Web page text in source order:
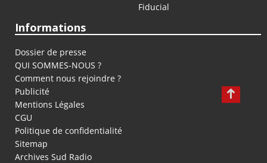
Fiducial
Informations
Dossier de presse
QUI SOMMES-NOUS ?
Comment nous rejoindre ?
Publicité
Mentions Légales
CGU
Politique de confidentialité
Sitemap
Archives Sud Radio